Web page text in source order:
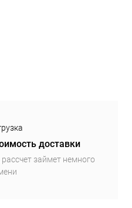
доставки
займет немного